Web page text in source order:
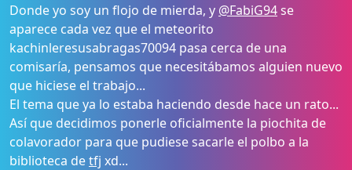
Donde yo soy un flojo de mierda, y @FabiG94se
aparece cada vez que el meteorito
kachinleresusabragas70094 pasa cerca de una
comisaría, pensamos que necesitábamos alguien nuevo
que hiciese el trabajo...
El tema que ya lo estaba haciendo desde hace un rato...
Así que decidimos ponerle oficialmente la piochita de
colavorador para que pudiese sacarle el polbo a la
biblioteca detfj xd...